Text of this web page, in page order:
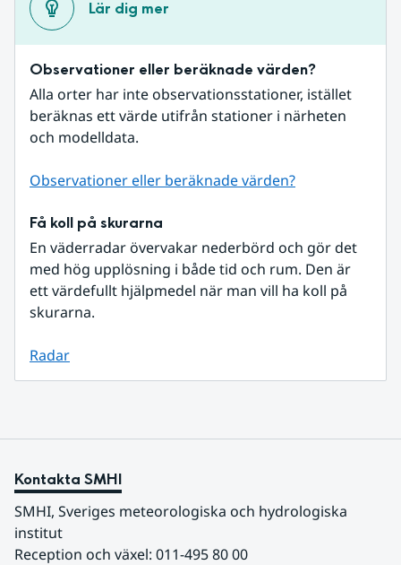
Lär dig mer
Observationer eller beräknade värden?
Alla orter har inte observationsstationer, istället
beräknas ett värde utifrån stationer i närheten
och modelldata.
Observationer eller beräknade värden?
Få koll på skurarna
En väderradar övervakar nederbörd och gör det
med hög upplösning i både tid och rum. Den är
ett värdefullt hjälpmedel när man vill ha koll på
skurarna.
Radar
Kontakta SMHI
SMHI, Sveriges meteorologiska och hydrologiska
institut
Reception och växel: 011-495 80 00